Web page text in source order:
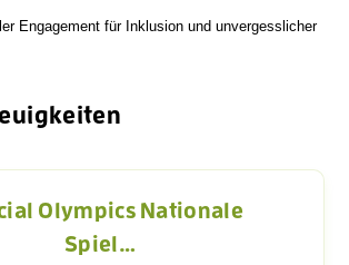
Engagement für Inklusion und unvergesslicher
Olympics Nationale
Spiel…